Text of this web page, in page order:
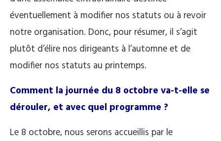
éventuellement à modifier nos statuts ou à revoir
notre organisation. Donc, pour résumer, il s’agit
plutôt d’élire nos dirigeants à l’automne et de
modifier nos statuts au printemps.
Comment la journée du 8 octobre va-t-elle se
dérouler, et avec quel programme ?
Le 8 octobre, nous serons accueillis par le